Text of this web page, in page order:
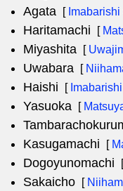
Agata [ Imabarishi
Haritamachi [
Miyashita [
Uwabara [
Haishi [ Imabarishi
Yasuoka [
Kasugamachi [
Dogoyunomachi
Sakaicho [